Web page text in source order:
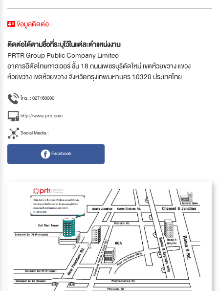
ข้อมูลติดต่อ
ติดต่อได้ตามชื่อที่ระบุไว้ในแต่ละตำแหน่งงาน
PRTR Group Public Company Limited
อาคารอิตัลไทยทาวเวอร์ ชั้น 18 ถนนเพชรบุรีตัดใหม่ เขตห้วยขวาง แขวง
ห้วยขวาง เขตห้วยขวาง จังหวัดกรุงเทพมหานคร 10320 ประเทศไทย
โทร. : 027160000
http://www.prtr.com
Social Media :
Facebook